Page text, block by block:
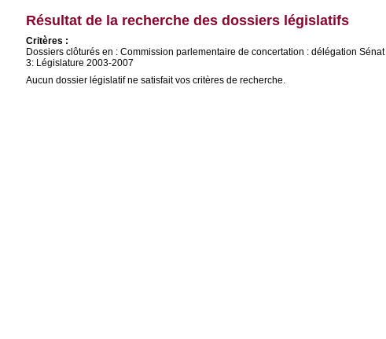
Résultat de la recherche des dossiers législatifs
Critères :
Dossiers clôturés en : Commission parlementaire de concertation : délégation Sénat
3: Législature 2003-2007
Aucun dossier législatif ne satisfait vos critères de recherche.